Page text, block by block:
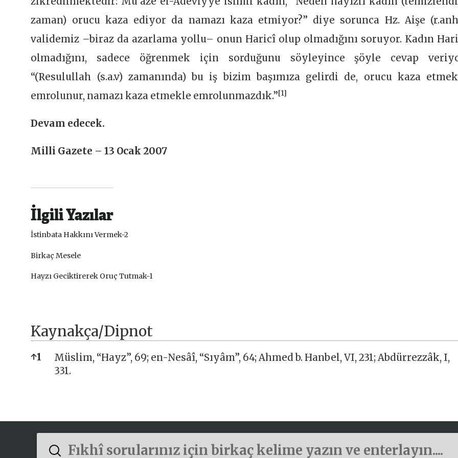
zaman) orucu kaza ediyor da namazı kaza etmiyor?” diye sorunca Hz. Aişe
validemiz –biraz da azarlama yollu– onun Haricî olup olmadığını soruyor. Kadın
olmadığını, sadece öğrenmek için sorduğunu söyleyince şöyle cevap
“(Resulullah (s.a.v) zamanında) bu iş bizim başımıza gelirdi de, orucu kaza
emrolunur, namazı kaza etmekle emrolunmazdık.”[1]
Devam edecek.
Milli Gazete – 13 Ocak 2007
İlgili Yazılar
İstinbata Hakkını Vermek-2
Birkaç Mesele
Hayzı Geciktirerek Oruç Tutmak-1
Kaynakça/Dipnot
Kaynakça/Dipnot
↑1
Müslim, “Hayz”, 69; en-Nesâî, “Sıyâm”, 64; Ahmed b. Hanbel, VI, 231; Abdürrezzâk, I,
331.
Submit